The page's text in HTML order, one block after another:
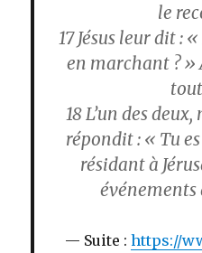
le
17Jésus leur dit :
en marchant ? »
18L’un des
répondit : « Tu
résidant à
événements
Suite : https://